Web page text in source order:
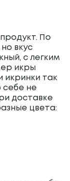
По
вкус
с легким
икры
икринки так
себе не
доставке
цвета: